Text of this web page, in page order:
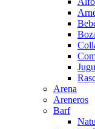
Arena
Areneros
Barf